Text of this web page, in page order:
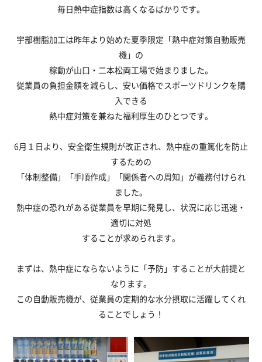
毎日熱中症指数は高くなるばかりです。
宇部樹脂加工は昨年より始めた夏季限定「熱中症対策自動販売
機」の
稼動が山口・二本松両工場で始まりました。
従業員の負担金額を減らし、安い価格でスポーツドリンクを購
入できる
熱中症対策を兼ねた福利厚生のひとつです。
6月１日より、安全衛生規則が改正され、熱中症の重篤化を防止
するための
「体制整備」「手順作成」「関係者への周知」が義務付けられ
ました。
熱中症の恐れがある従業員を早期に発見し、状況に応じ迅速・
適切に対処
することが求められます。
まずは、熱中症にならないように「予防」することが大前提と
なります。
この自動販売機が、従業員の定期的な水分摂取に活躍してくれ
ることでしょう！